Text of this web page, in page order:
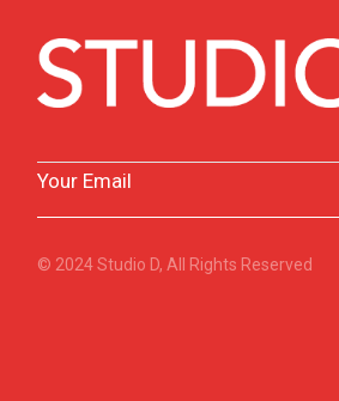
© 2024Studio D, All Rights Reserved